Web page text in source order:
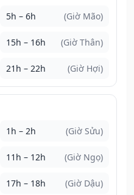
5h – 6h (Giờ Mão)
15h – 16h (Giờ Thân)
21h – 22h (Giờ Hợi)
1h – 2h (Giờ Sửu)
11h – 12h (Giờ Ngọ)
17h – 18h (Giờ Dậu)